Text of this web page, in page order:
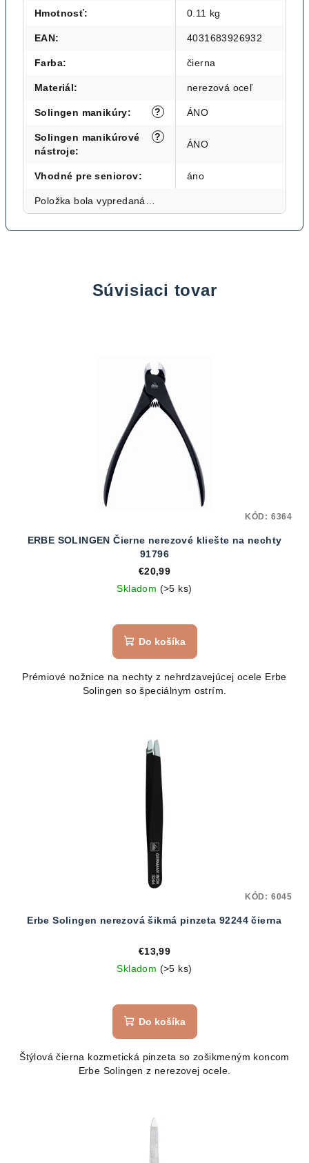
Hmotnosť: 0.11 kg
EAN: 4031683926932
Farba: čierna
Materiál: nerezová oceľ
?
Solingen manikúry: ÁNO
?
Solingen manikúrové
nástroje:
ÁNO
Vhodné pre seniorov: áno
Položka bola vypredaná…
Súvisiaci tovar
ERBE SOLINGEN Čierne nerezové kliešte na nechty
91796
€20,99
Skladom (>5 ks)
hodnotenie
produktu
z
5
Do košíka
Prémiové nožnice na nechty z nehrdzavejúcej ocele Erbe
Solingen so špeciálnym ostrím.
KÓD: 6364
Erbe Solingen nerezová šikmá pinzeta 92244 čierna
€13,99
Skladom (>5 ks)
Do košíka
Štýlová čierna kozmetická pinzeta so zošikmeným koncom
Erbe Solingen z nerezovej ocele.
KÓD: 6045